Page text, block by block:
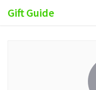
Gift Guide